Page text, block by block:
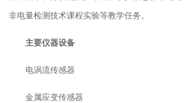
非电量检测技术课程实验等教学任务。
主要仪器设备
电涡流传感器
金属应变传感器